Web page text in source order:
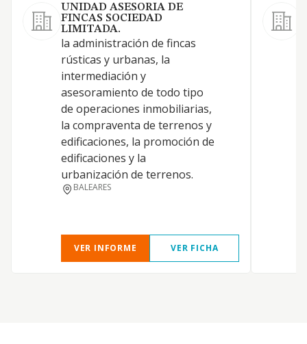
UNIDAD ASESORIA DE
FINCAS SOCIEDAD
LIMITADA.
la administración de fincas
rústicas y urbanas, la
intermediación y
asesoramiento de todo tipo
de operaciones inmobiliarias,
la compraventa de terrenos y
edificaciones, la promoción de
edificaciones y la
urbanización de terrenos.
BALEARES
VER INFORME VER FICHA